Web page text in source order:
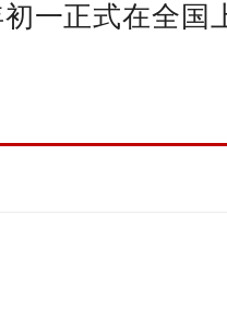
一正式在全国